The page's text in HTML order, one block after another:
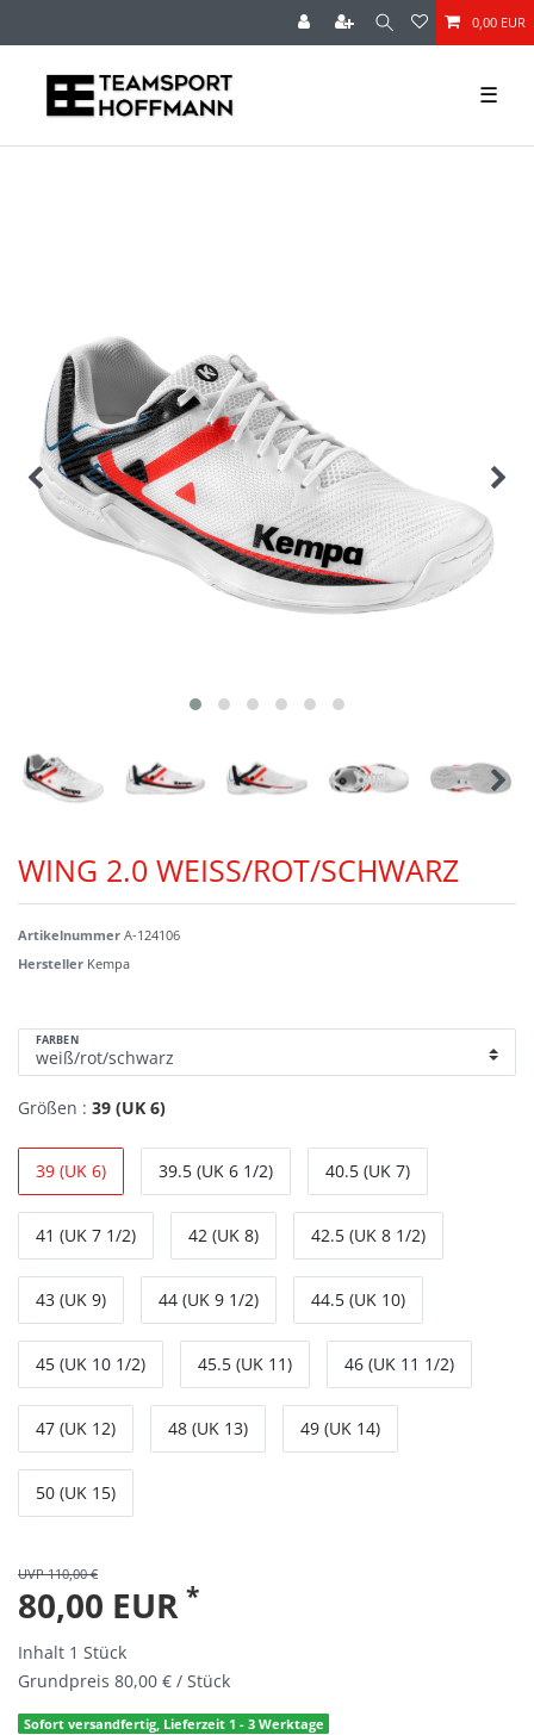
0,00 EUR
☰
WING 2.0 WEISS/ROT/SCHWARZ
Artikelnummer A-124106
Hersteller Kempa
FARBEN
Größen : 39 (UK 6)
39 (UK 6) 39.5 (UK 6 1/2) 40.5 (UK 7)
41 (UK 7 1/2) 42 (UK 8) 42.5 (UK 8 1/2)
43 (UK 9) 44 (UK 9 1/2) 44.5 (UK 10)
45 (UK 10 1/2) 45.5 (UK 11) 46 (UK 11 1/2)
47 (UK 12) 48 (UK 13) 49 (UK 14)
50 (UK 15)
UVP 110,00 €
80,00 EUR *
Inhalt 1 Stück
Grundpreis 80,00 € / Stück
Sofort versandfertig, Lieferzeit 1 - 3 Werktage